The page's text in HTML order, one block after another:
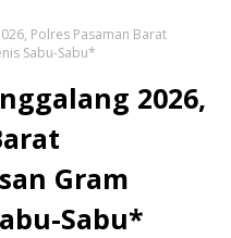
Polres Pasaman Barat
Sabu-Sabu*
2026,
Gram
Sabu*